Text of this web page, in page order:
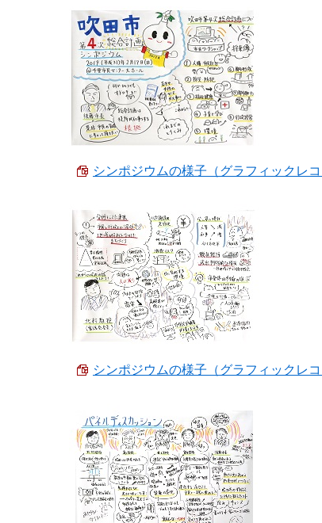
シンポジウムの様子（グラフィックレ
シンポジウムの様子（グラフィックレ